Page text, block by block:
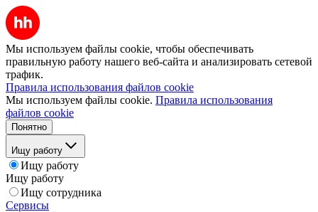
Мы используем файлы cookie, чтобы обеспечивать
правильную работу нашего веб-сайта и анализировать сетевой
трафик.
Правила использования файлов cookie
Мы используем файлы cookie. Правила использования
файлов cookie
Понятно
Ищу работу
Ищу работу
Ищу работу
Ищу сотрудника
Сервисы